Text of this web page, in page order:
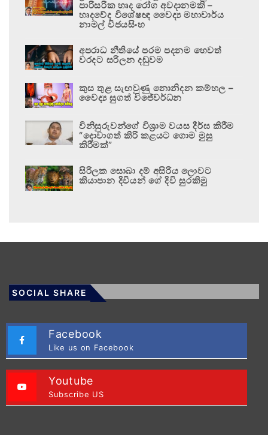
පාරිසරික හෘද රෝග අවදානමකි –
හෘදවේද විශේෂඥ වෛද්‍ය මහාචාර්ය
නාමල් විජයසිංහ
අපරාධ නීතියේ පරම පදනම හෙවත්
වරදට සරිලන දඬුවම
කුස තුළ සැඟවුණු නොනිදන කම්හල –
වෛද්‍ය සුගත් විජේවර්ධන
විනිසුරුවන්ගේ විශ්‍රාම වයස දීර්ඝ කිරීම
“දොවාගත් කිරි කළයට ගොම මුසු
කිරීමක්”
සිරිලක සොබා දම් අසිරිය ලොවට
කියාපාන දිවියන් ගේ දිවි සුරකිමු
SOCIAL SHARE
Facebook
Like us on Facebook
Youtube
Subscribe US